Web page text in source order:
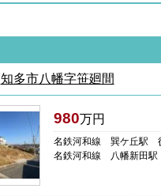
知多市八幡字笹廻間
980万円
名鉄河和線 巽ケ丘駅
名鉄河和線 八幡新田